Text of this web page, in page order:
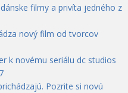
filmy a privíta jedného z
nový film od tvorcov
k novému seriálu dc studios
Pozrite si novú